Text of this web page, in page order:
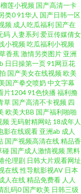
麻豆成人 四虎国产精品一
vv 99青青热re 欧亚色图
网 后入大屁股 91视频在
日韩欧美国产成人 色先锋
网 欧美日韩色情专区 影
美女总站 九九久久精品
丝袜美腿五月天 91手机视
三区 国产一期二期在线 欧
莲小视频 国产高清一卡
类091华人 国产日韩一区
频 成人吃瓜福利 国产在
码 人妻系列 爱豆传媒倩女
小视频吃瓜福利小视频
香蕉激情另类图片 亚洲
日日操第一页91网豆花
国产美女在线视频欧美
国产拳交喷奶 中文字幕
片120491色快播 福利撸
草 国产高清不卡视频 四
欧美大BB 国产福利啪啪
频无码射精网站 18成年人
影在线观看 亚洲ab 成人
国产视频高清在线精品香
碰 国产成人激情视频黑料
伦理剧 日韩大片观看网址
在线性导航影视AV 日本
人在线精品免费看 人人
乱码0 国产欧美 日韩三级